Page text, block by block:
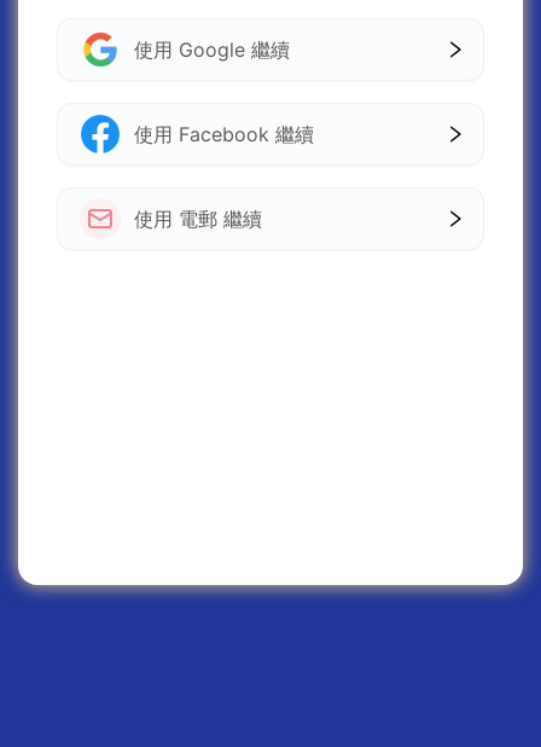
使用 Google 繼續
使用 Facebook 繼續
使用 電郵 繼續